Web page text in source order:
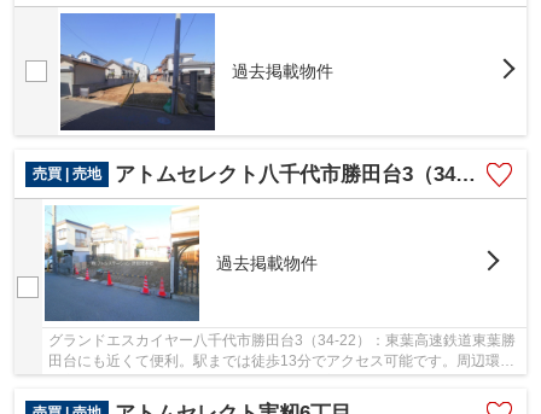
過去掲載物件
売買 | 売地 アトムセレクト八千代市勝田台3（34-22）
過去掲載物件
グランドエスカイヤー八千代市勝田台3（34-22）：東葉高速鉄道東葉勝
田台にも近くて便利。駅までは徒歩13分でアクセス可能です。周辺環境